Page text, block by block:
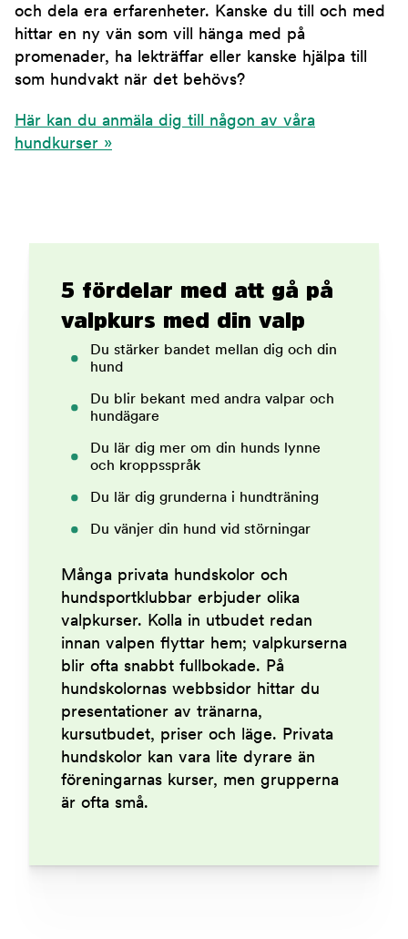
och dela era erfarenheter. Kanske du till och med
hittar en ny vän som vill hänga med på
promenader, ha lekträffar eller kanske hjälpa till
som hundvakt när det behövs?
Här kan du anmäla dig till någon av våra
hundkurser »
5 fördelar med att gå på
valpkurs med din valp
Du stärker bandet mellan dig och din
hund
Du blir bekant med andra valpar och
hundägare
Du lär dig mer om din hunds lynne
och kroppsspråk
Du lär dig grunderna i hundträning
Du vänjer din hund vid störningar
Många privata hundskolor och
hundsportklubbar erbjuder olika
valpkurser. Kolla in utbudet redan
innan valpen flyttar hem; valpkurserna
blir ofta snabbt fullbokade. På
hundskolornas webbsidor hittar du
presentationer av tränarna,
kursutbudet, priser och läge. Privata
hundskolor kan vara lite dyrare än
föreningarnas kurser, men grupperna
är ofta små.